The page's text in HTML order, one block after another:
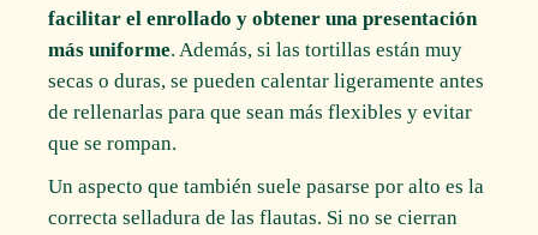
facilitar el enrollado y obtener una presentación
más uniforme. Además, si las tortillas están muy
secas o duras, se pueden calentar ligeramente antes
de rellenarlas para que sean más flexibles y evitar
que se rompan.
Un aspecto que también suele pasarse por alto es la
correcta selladura de las flautas. Si no se cierran